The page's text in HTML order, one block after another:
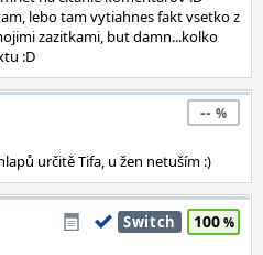
lebo tam vytiahnes fakt vsetko z
zazitkami, but damn...kolko
:D
--
určitě Tifa, u žen netuším :)
Switch 100